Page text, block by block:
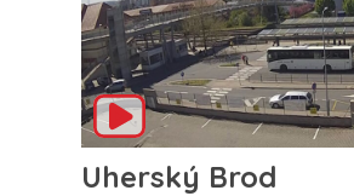
Uherský Brod